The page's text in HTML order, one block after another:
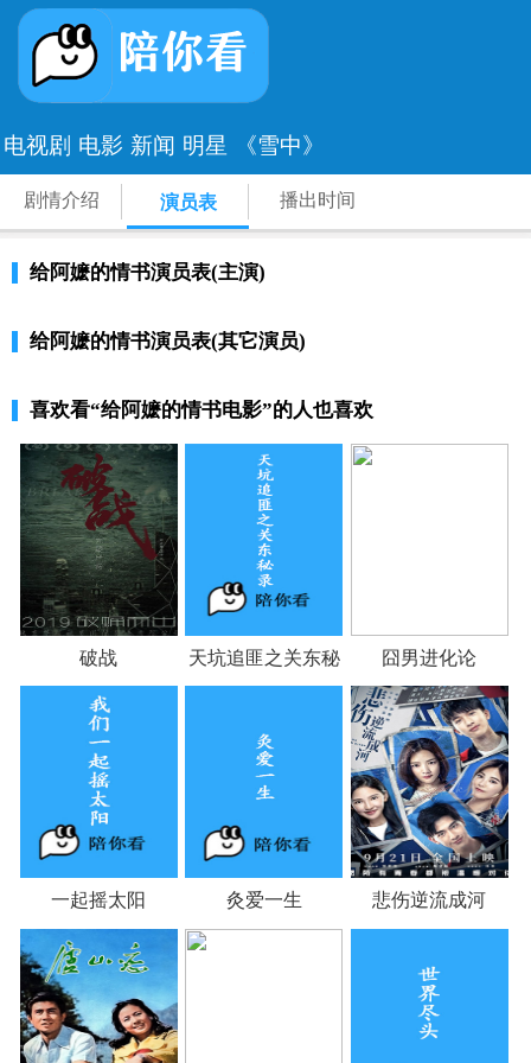
电视剧 电影 新闻 明星 《雪中》
剧情介绍 演员表 播出时间
给阿嬷的情书演员表(主演)
给阿嬷的情书演员表(其它演员)
喜欢看“给阿嬷的情书电影”的人也喜欢
破战
天坑追匪之关东秘
囧男进化论
一起摇太阳 灸爱一生 悲伤逆流成河